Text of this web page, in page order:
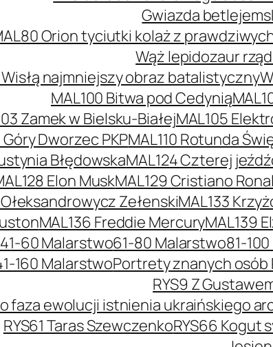
Gwiazda
Orion tyciutki kolaż z
Wąż lepidozaur
najmniejszy obraz batalistyczny
MAL100 Bitwa pod Cedynią
Zamek w Bielsku-BiałejMAL105
Dworzec PKPMAL110 Rotunda
BłędowskaMAL124 Czterej
Elon MuskMAL129 Cristiano
ZełenskiMAL133
MAL136 Freddie MercuryMAL139
41-60 Malarstwo61-80 Malarstwo81-
160 MalarstwoPortrety znanych osób
RYS9 Z
faza ewolucji istnienia ukraińskiego
RYS61 Taras SzewczenkoRYS66 Kogut